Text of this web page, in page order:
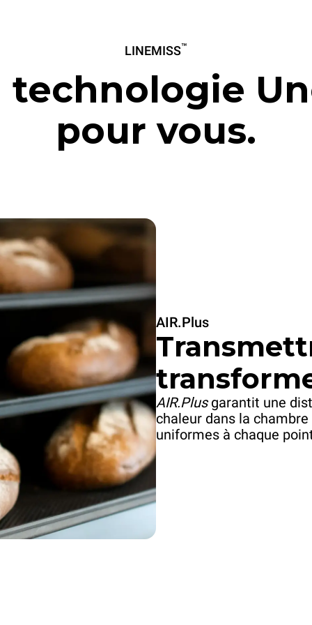
LINEMISS™
technologie
pour vous.
AIR.Plus
AIR.Plusgarantit une
chaleur dans la
uniformes à chaque